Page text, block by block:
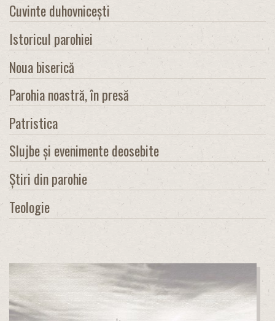
Cuvinte duhovnicești
Istoricul parohiei
Noua biserică
Parohia noastră, în presă
Patristica
Slujbe și evenimente deosebite
Știri din parohie
Teologie